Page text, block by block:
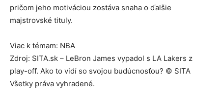
pričom jeho motiváciou zostáva snaha o ďalšie
majstrovské tituly.
Viac k témam: NBA
Zdroj: SITA.sk – LeBron James vypadol s LA Lakers z
play-off. Ako to vidí so svojou budúcnosťou? © SITA
Všetky práva vyhradené.